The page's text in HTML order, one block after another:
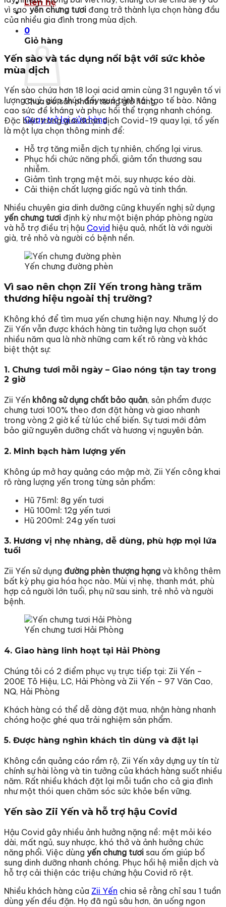
Liên hệ
0
Giỏ hàng
Chưa có sản phẩm trong giỏ hàng.
Quay trở lại cửa hàng
vì saoyến chưng tươi đang trở thành lựa chọn hàng đầu
của nhiều gia đình trong mùa dịch.
Yến sào và tác dụng nổi bật với sức khỏe
mùa dịch
Yến sào chứa hơn 18 loại acid amin cùng 31 nguyên tố vi
lượng quý, giúp thúc đẩy quá trình tái tạo tế bào. Nâng
cao sức đề kháng và phục hồi thể trạng nhanh chóng.
Đặc biệt trong giai đoạn dịch Covid-19 quay lại, tổ yến
là một lựa chọn thông minh để:
Hỗ trợ tăng miễn dịch tự nhiên, chống lại virus.
Phục hồi chức năng phổi, giảm tổn thương sau
nhiễm.
Giảm tình trạng mệt mỏi, suy nhược kéo dài.
Cải thiện chất lượng giấc ngủ và tinh thần.
Nhiều chuyên gia dinh dưỡng cũng khuyến nghị sử dụng
yến chưng tươi định kỳ như một biện pháp phòng ngừa
và hỗ trợ điều trị hậu Covid hiệu quả, nhất là với người
già, trẻ nhỏ và người có bệnh nền.
Yến chưng đường phèn
Vì sao nên chọn Zii Yến trong hàng trăm
thương hiệu ngoài thị trường?
Không khó để tìm mua yến chưng hiện nay. Nhưng lý do
Zii Yến vẫn được khách hàng tin tưởng lựa chọn suốt
nhiều năm qua là nhờ những cam kết rõ ràng và khác
biệt thật sự:
1. Chưng tươi mỗi ngày – Giao nóng tận tay trong
2 giờ
Zii Yến không sử dụng chất bảo quản, sản phẩm được
chưng tươi 100% theo đơn đặt hàng và giao nhanh
trong vòng 2 giờ kể từ lúc chế biến. Sự tươi mới đảm
bảo giữ nguyên dưỡng chất và hương vị nguyên bản.
2. Minh bạch hàm lượng yến
Không úp mở hay quảng cáo mập mờ, Zii Yến công khai
rõ ràng lượng yến trong từng sản phẩm:
Hũ 75ml: 8g yến tươi
Hũ 100ml: 12g yến tươi
Hũ 200ml: 24g yến tươi
3. Hương vị nhẹ nhàng, dễ dùng, phù hợp mọi lứa
tuổi
Zii Yến sử dụng đường phèn thượng hạng và không thêm
bất kỳ phụ gia hóa học nào. Mùi vị nhẹ, thanh mát, phù
hợp cả người lớn tuổi, phụ nữ sau sinh, trẻ nhỏ và người
bệnh.
Yến chưng tươi Hải Phòng
4. Giao hàng linh hoạt tại Hải Phòng
Chúng tôi có 2 điểm phục vụ trực tiếp tại: Zii Yến –
200E Tô Hiệu, LC, Hải Phòng và Zii Yến – 97 Văn Cao,
NQ, Hải Phòng
Khách hàng có thể dễ dàng đặt mua, nhận hàng nhanh
chóng hoặc ghé qua trải nghiệm sản phẩm.
5. Được hàng nghìn khách tin dùng và đặt lại
Không cần quảng cáo rầm rộ, Zii Yến xây dựng uy tín từ
chính sự hài lòng và tin tưởng của khách hàng suốt nhiều
năm. Rất nhiều khách đặt lại mỗi tuần cho cả gia đình
như một thói quen chăm sóc sức khỏe bền vững.
Yến sào Zii Yến và hỗ trợ hậu Covid
Hậu Covid gây nhiều ảnh hưởng nặng nề: mệt mỏi kéo
dài, mất ngủ, suy nhược, khó thở và ảnh hưởng chức
năng phổi. Việc dùng yến chưng tươi sau ốm giúp bổ
sung dinh dưỡng nhanh chóng. Phục hồi hệ miễn dịch và
hỗ trợ cải thiện các triệu chứng hậu Covid rõ rệt.
Nhiều khách hàng của Zii Yến chia sẻ rằng chỉ sau 1 tuần
dùng yến đều đặn. Họ đã ngủ sâu hơn, ăn uống ngon